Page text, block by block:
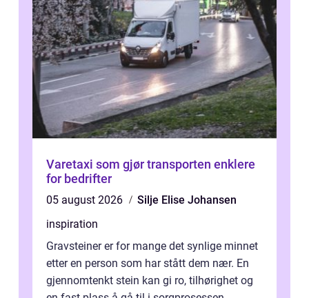
Varetaxi som gjør transporten enklere
for bedrifter
05 august 2026
Silje Elise Johansen
inspiration
Gravsteiner er for mange det synlige minnet
etter en person som har stått dem nær. En
gjennomtenkt stein kan gi ro, tilhørighet og